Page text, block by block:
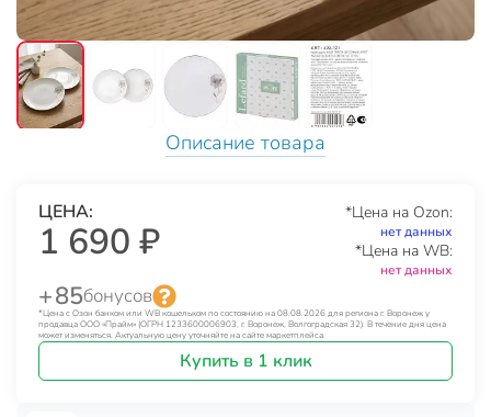
Описание товара
ЦЕНА:
1 690 ₽
*Цена на Ozon:
нет данных
*Цена на WB:
нет данных
+ 85бонусов
*Цена с Озон банком или WB кошельком по состоянию на 08.08.2026 для региона г. Воронеж у
продавца ООО «Прайм» (ОГРН 1233600006903, г. Воронеж, Волгоградская 32). В течение дня цена
может изменяться. Актуальную цену уточняйте на сайте маркетплейса.
Купить в 1 клик